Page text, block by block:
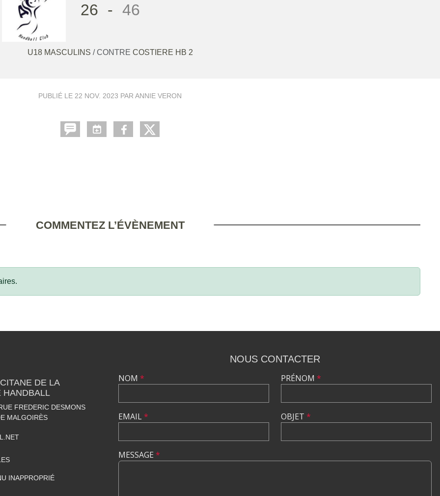
26 - 46
U18 MASCULINS / CONTRE COSTIERE HB 2
PUBLIÉ LE 22 NOV. 2023 PAR ANNIE VERON
COMMENTEZ L’ÉVÈNEMENT
DE LA
HANDBALL
FREDERIC DESMONS
MALGOIRÈS
INAPPROPRIÉ
NOUS CONTACTER
NOM *
EMAIL*
PRÉNOM *
OBJET *
MESSAGE *